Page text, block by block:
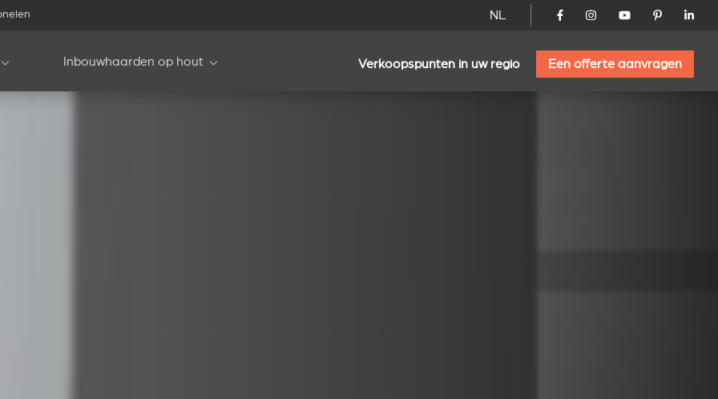
NL
Inbouwhaarden op hout Verkoopspunten in uw regio Een offerte aanvragen